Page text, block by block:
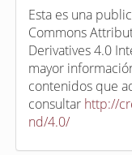
Esta es una
Commons
Derivatives 4.0
mayor
contenidos que
consultar http://
nd/4.0/